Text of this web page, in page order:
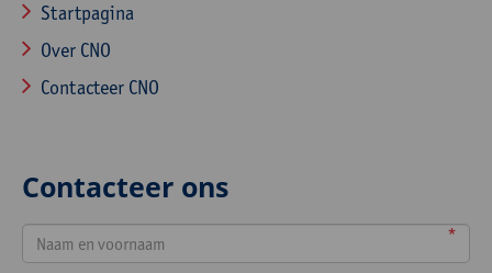
Startpagina
Over CNO
Contacteer CNO
Contacteer ons
*